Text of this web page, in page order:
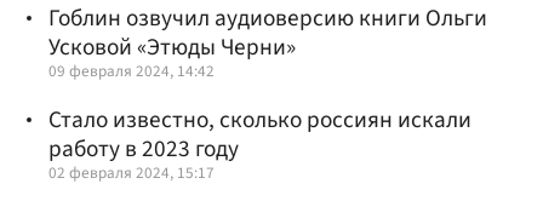
Гоблин озвучил аудиоверсию книги Ольги
Усковой «Этюды Черни»
09 февраля 2024, 14:42
Стало известно, сколько россиян искали
работу в 2023 году
02 февраля 2024, 15:17